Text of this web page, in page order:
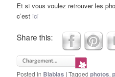
Et si vous voulez retrouver les
c’estici
Share this:
Posted in Blablas |Tagged photos,